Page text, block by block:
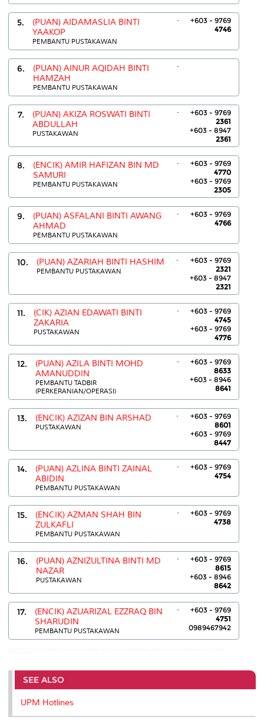
5.
(PUAN) AIDAMASLIA BINTI
YAAKOP
PEMBANTU PUSTAKAWAN
.
+603 - 9769
4746
6.
(PUAN) AINUR AQIDAH BINTI
HAMZAH
PEMBANTU PUSTAKAWAN
.
7.
(PUAN) AKIZA ROSWATI BINTI
ABDULLAH
PUSTAKAWAN
.
+603 - 9769
2361
+603 - 8947
2361
8.
(ENCIK) AMIR HAFIZAN BIN MD
SAMURI
PEMBANTU PUSTAKAWAN
.
+603 - 9769
4770
+603 - 9769
2305
9.
(PUAN) ASFALANI BINTI AWANG
AHMAD
PEMBANTU PUSTAKAWAN
.
+603 - 9769
4766
10. (PUAN) AZARIAH BINTI HASHIM
PEMBANTU PUSTAKAWAN
.
+603 - 9769
2321
+603 - 8947
2321
11.
(CIK) AZIAN EDAWATI BINTI
ZAKARIA
PUSTAKAWAN
.
+603 - 9769
4745
+603 - 9769
4776
12.
(PUAN) AZILA BINTI MOHD
AMANUDDIN
PEMBANTU TADBIR
(PERKERANIAN/OPERASI)
.
+603 - 9769
8633
+603 - 8946
8641
13. (ENCIK) AZIZAN BIN ARSHAD
PUSTAKAWAN
.
+603 - 9769
8601
+603 - 9769
8447
14.
(PUAN) AZLINA BINTI ZAINAL
ABIDIN
PEMBANTU PUSTAKAWAN
.
+603 - 9769
4754
15.
(ENCIK) AZMAN SHAH BIN
ZULKAFLI
PEMBANTU PUSTAKAWAN
.
+603 - 9769
4738
16.
(PUAN) AZNIZULTINA BINTI MD
NAZAR
PUSTAKAWAN
.
+603 - 9769
8615
+603 - 8946
8642
17.
(ENCIK) AZUARIZAL EZZRAQ BIN
SHARUDIN
PEMBANTU PUSTAKAWAN
.
+603 - 9769
4751
0989467942
SEE ALSO
UPM Hotlines